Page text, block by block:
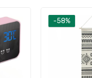
szürke absztrakt
stílusos
Ft
-58%